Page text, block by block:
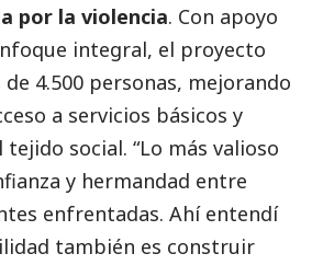
por la violencia. Con apoyo
integral, el proyecto
4.500 personas, mejorando
a servicios básicos y
tejido social. “Lo más valioso
y hermandad entre
enfrentadas. Ahí entendí
también es construir